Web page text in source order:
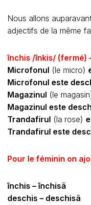
Nous allons
adjectifs de la même
închis /înkis/ (fermé)
Microfonul (le micro)
Microfonul este
Magazinul (le
Magazinul este
Trandafirul (la rose)
Trandafirul este
Pour le féminin on
închis – închisã
deschis – deschisã